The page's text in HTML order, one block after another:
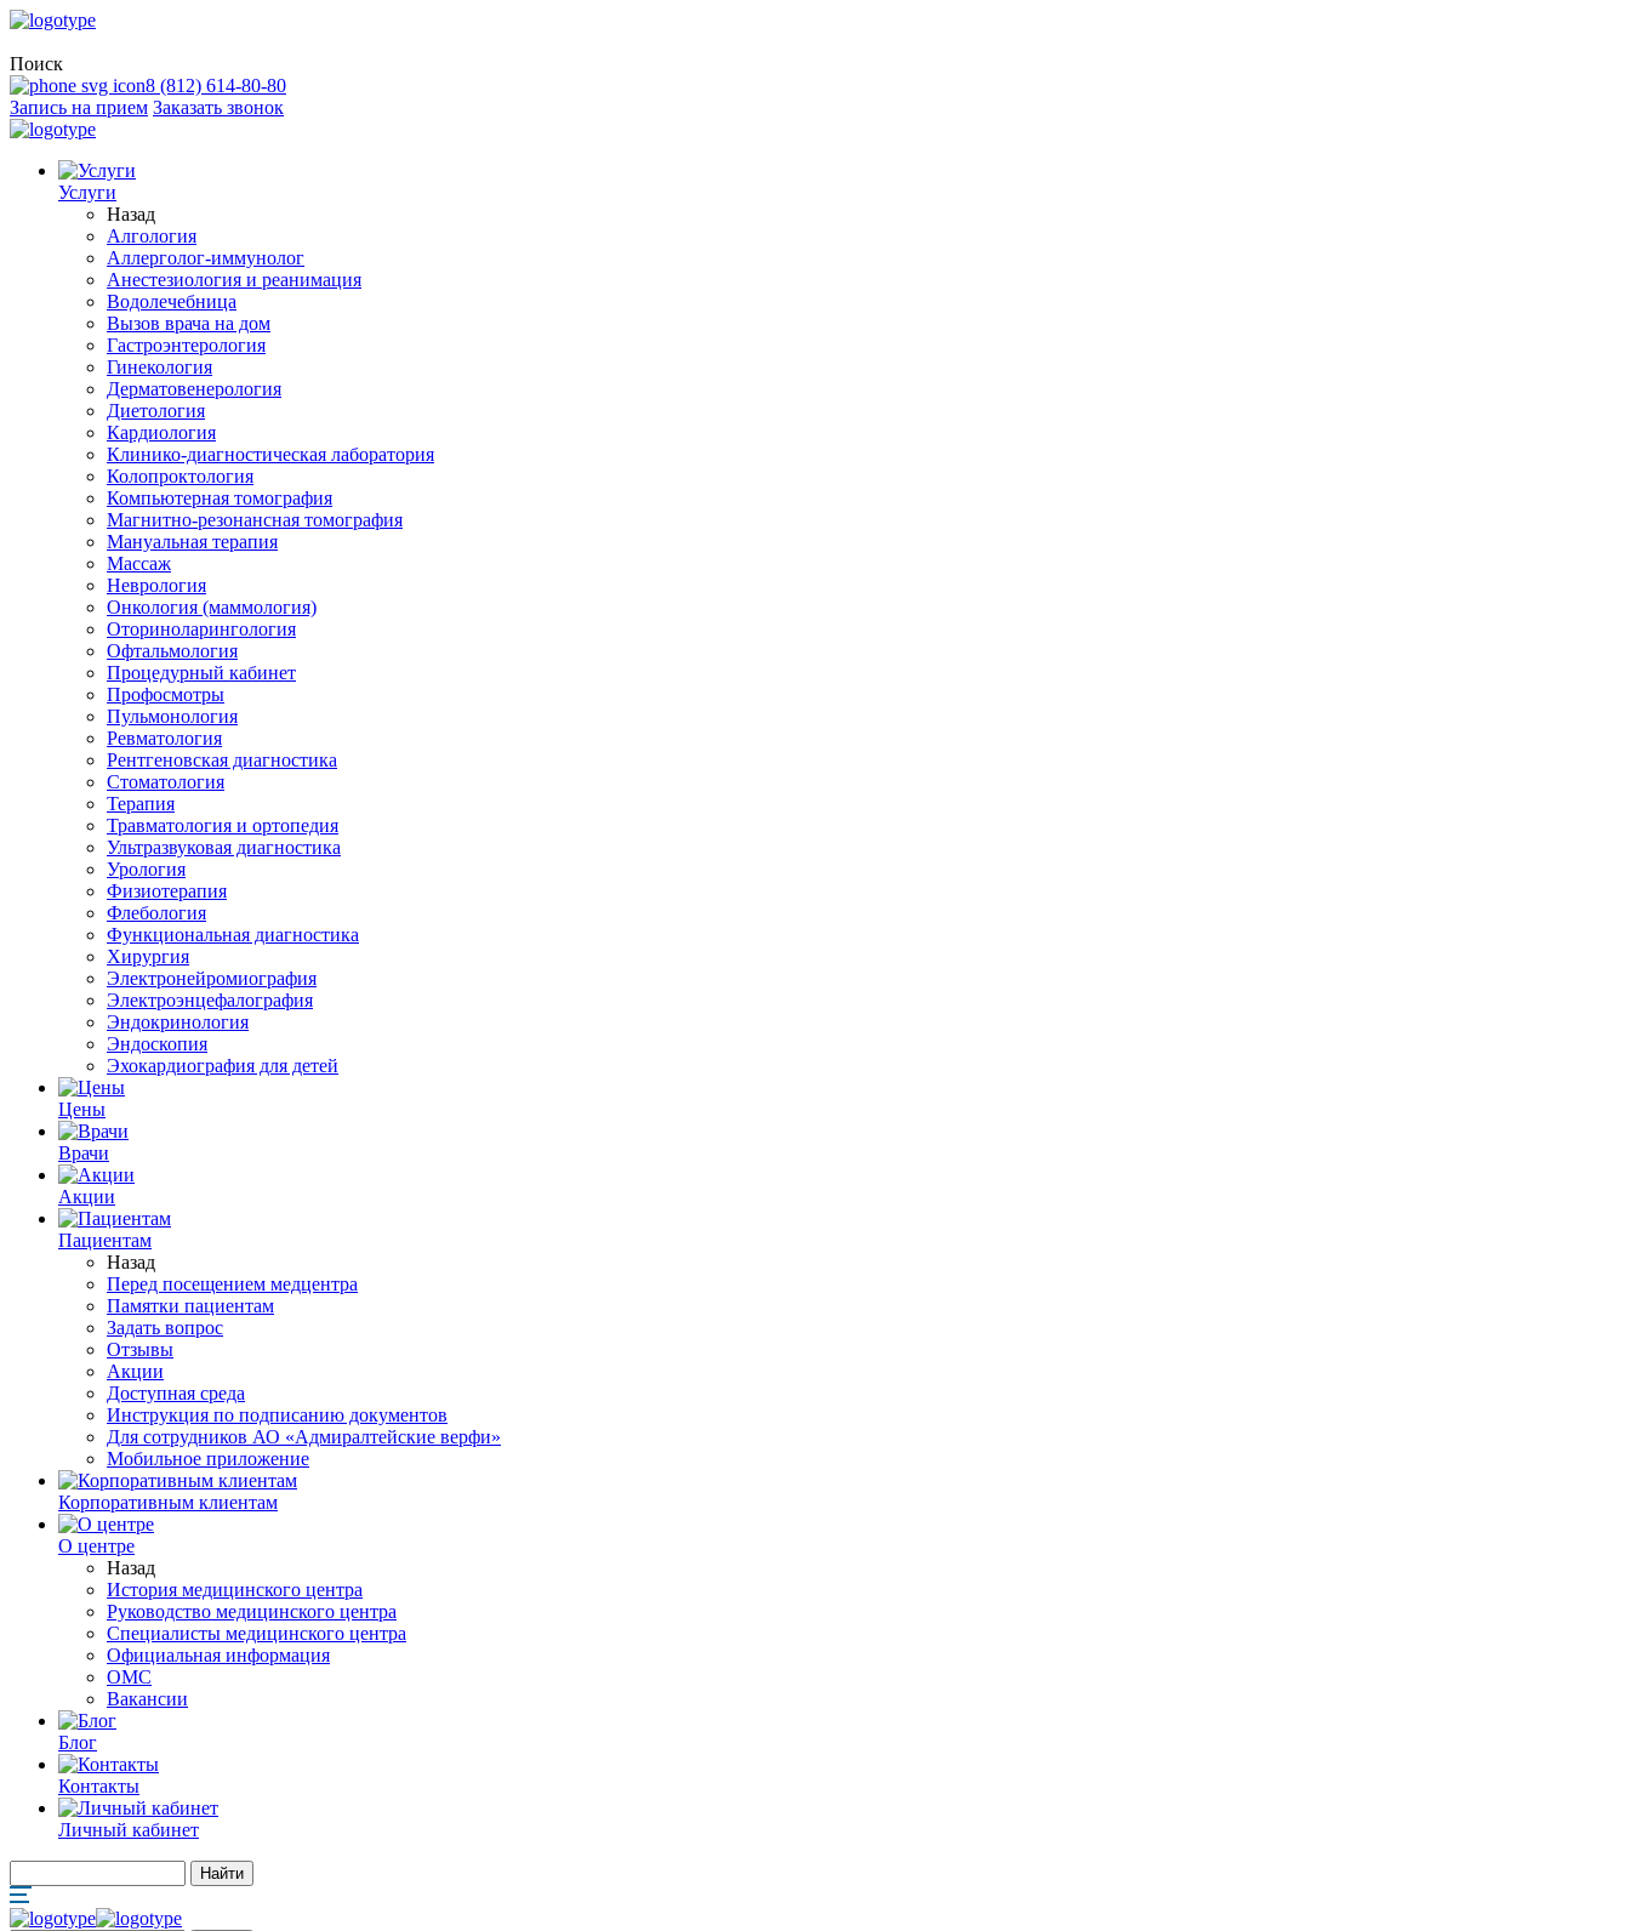
Поиск
8 (812) 614-80-80
Запись на прием Заказать звонок
Услуги
Назад
Алгология
Аллерголог-иммунолог
Анестезиология и реанимация
Водолечебница
Вызов врача на дом
Гастроэнтерология
Гинекология
Дерматовенерология
Диетология
Кардиология
Клинико-диагностическая лаборатория
Колопроктология
Компьютерная томография
Магнитно-резонансная томография
Мануальная терапия
Массаж
Неврология
Онкология (маммология)
Оториноларингология
Офтальмология
Процедурный кабинет
Профосмотры
Пульмонология
Ревматология
Рентгеновская диагностика
Стоматология
Терапия
Травматология и ортопедия
Ультразвуковая диагностика
Урология
Физиотерапия
Флебология
Функциональная диагностика
Хирургия
Электронейромиография
Электроэнцефалография
Эндокринология
Эндоскопия
Эхокардиография для детей
Цены
Врачи
Акции
Пациентам
Назад
Перед посещением медцентра
Памятки пациентам
Задать вопрос
Отзывы
Акции
Доступная среда
Инструкция по подписанию документов
Для сотрудников АО «Адмиралтейские верфи»
Мобильное приложение
Корпоративным клиентам
О центре
Назад
История медицинского центра
Руководство медицинского центра
Специалисты медицинского центра
Официальная информация
ОМС
Вакансии
Блог
Контакты
Личный кабинет